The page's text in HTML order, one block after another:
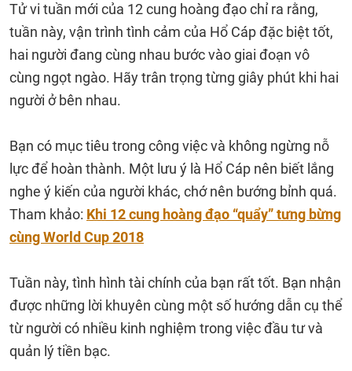
Tử vi tuần mới của 12 cung hoàng đạo chỉ ra rằng,
tuần này, vận trình tình cảm của Hổ Cáp đặc biệt tốt,
hai người đang cùng nhau bước vào giai đoạn vô
cùng ngọt ngào. Hãy trân trọng từng giây phút khi hai
người ở bên nhau.
Bạn có mục tiêu trong công việc và không ngừng nỗ
lực để hoàn thành. Một lưu ý là Hổ Cáp nên biết lắng
nghe ý kiến của người khác, chớ nên bướng bỉnh quá.
Tham khảo: Khi 12 cung hoàng đạo “quẩy” tưng bừng
cùng World Cup 2018
Tuần này, tình hình tài chính của bạn rất tốt. Bạn nhận
được những lời khuyên cùng một số hướng dẫn cụ thể
từ người có nhiều kinh nghiệm trong việc đầu tư và
quản lý tiền bạc.